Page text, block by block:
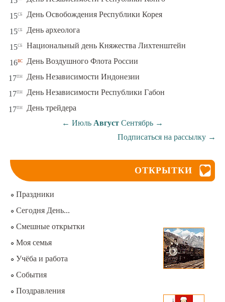
15сб День Освобождения Республики Корея
15сб День археолога
15сб Национальный день Княжества Лихтенштейн
16вс День Воздушного Флота России
17пн День Независимости Индонезии
17пн День Независимости Республики Габон
17пн
День трейдера
← Июль Август Сентябрь →
Подписаться на рассылку →
ОТКРЫТКИ
Праздники
Сегодня День...
Смешные открытки
Моя семья
Учёба и работа
События
Поздравления